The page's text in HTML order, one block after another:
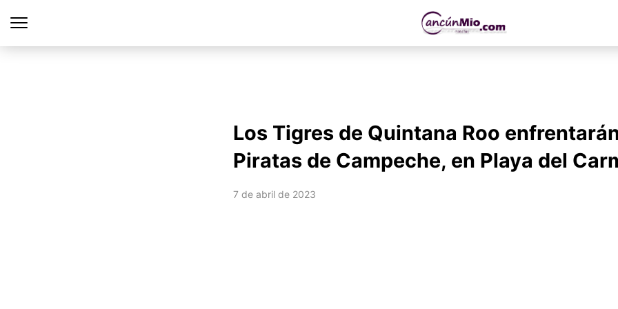
Los Tigres de Quintana Roo
Piratas de Campeche, en Playa del
7 de abril de 2023